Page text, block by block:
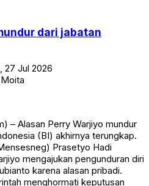
dari jabatan
27 Jul 2026
– Alasan Perry Warjiyo mundur
(BI) akhirnya terungkap.
Prasetyo Hadi
mengajukan pengunduran diri
karena alasan pribadi.
menghormati keputusan